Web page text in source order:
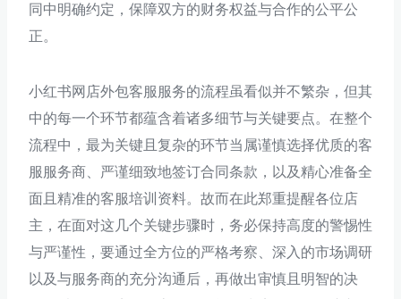
同中明确约定，保障双方的财务权益与合作的公平公
正。
小红书网店外包客服服务的流程虽看似并不繁杂，但其
中的每一个环节都蕴含着诸多细节与关键要点。在整个
流程中，最为关键且复杂的环节当属谨慎选择优质的客
服服务商、严谨细致地签订合同条款，以及精心准备全
面且精准的客服培训资料。故而在此郑重提醒各位店
主，在面对这几个关键步骤时，务必保持高度的警惕性
与严谨性，要通过全方位的严格考察、深入的市场调研
以及与服务商的充分沟通后，再做出审慎且明智的决